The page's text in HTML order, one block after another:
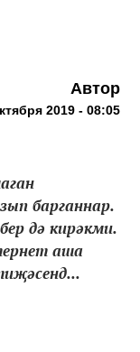
Автор
2019 - 08:05
барганнар.
дә кирәкми.
аша